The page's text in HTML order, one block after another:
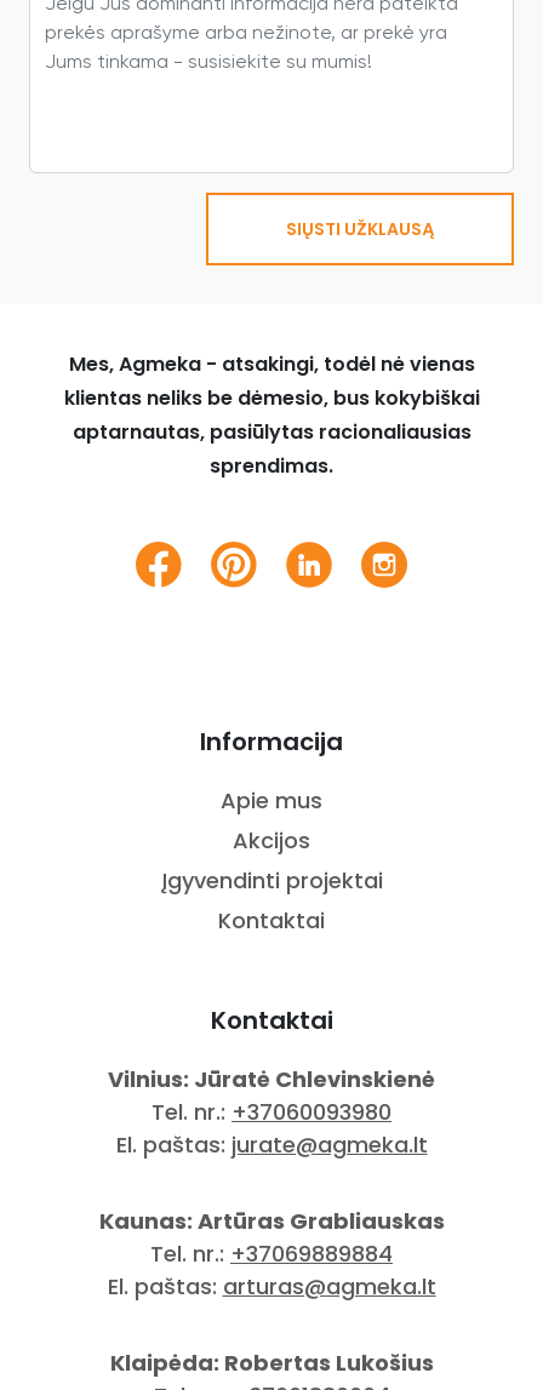
SIŲSTI UŽKLAUSĄ
Mes, Agmeka - atsakingi, todėl nė vienas
klientas neliks be dėmesio, bus kokybiškai
aptarnautas, pasiūlytas racionaliausias
sprendimas.
Informacija
Apie mus
Akcijos
Įgyvendinti projektai
Kontaktai
Kontaktai
Vilnius: Jūratė Chlevinskienė
Tel. nr.: +37060093980
El. paštas: jurate@agmeka.lt
Kaunas: Artūras Grabliauskas
Tel. nr.: +37069889884
El. paštas: arturas@agmeka.lt
Klaipėda: Robertas Lukošius